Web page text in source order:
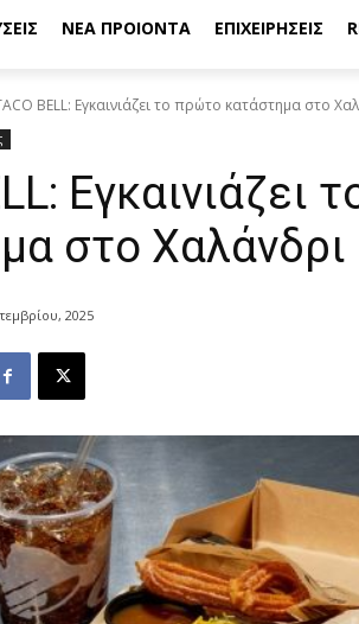
ΝΕΑ ΠΡΟΙΟΝΤΑ ΕΠΙΧΕΙΡΗΣΕΙΣ
BELL: Εγκαινιάζει το πρώτο κατάστημα στο
Εγκαινιάζει
στο Χαλάνδρι
2025